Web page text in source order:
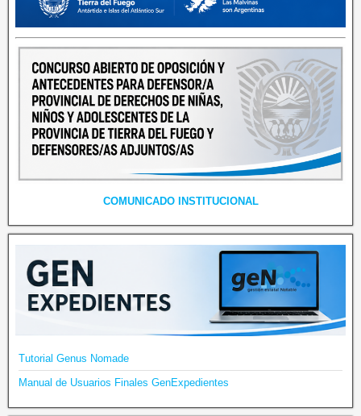
COMUNICADO INSTITUCIONAL
Tutorial Genus Nomade
Manual de Usuarios Finales GenExpedientes